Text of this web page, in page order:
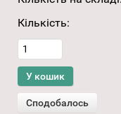
Кількість: